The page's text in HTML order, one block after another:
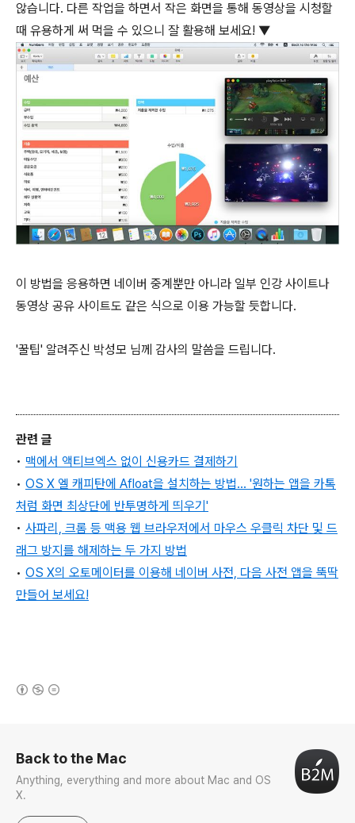
않습니다. 다른 작업을 하면서 작은 화면을 통해 동영상을 시청할
때 유용하게 써 먹을 수 있으니 잘 활용해 보세요! ▼
이 방법을 응용하면 네이버 중계뿐만 아니라 일부 인강 사이트나
동영상 공유 사이트도 같은 식으로 이용 가능할 듯합니다.
'꿀팁' 알려주신 박성모 님께 감사의 말씀을 드립니다.
관련 글
• 맥에서 액티브엑스 없이 신용카드 결제하기
• OS X 엘 캐피탄에 Afloat을 설치하는 방법... '원하는 앱을 카톡
처럼 화면 최상단에 반투명하게 띄우기'
• 사파리, 크롬 등 맥용 웹 브라우저에서 마우스 우클릭 차단 및 드
래그 방지를 해제하는 두 가지 방법
• OS X의 오토메이터를 이용해 네이버 사전, 다음 사전 앱을 뚝딱
만들어 보세요!
Back to the Mac
Anything, everything and more about Mac and OS
X.